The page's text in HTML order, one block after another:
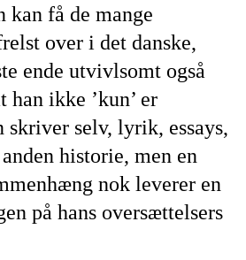
kan få de mange
over i det danske,
ende utvivlsomt også
han ikke ’kun’ er
skriver selv, lyrik, essays,
historie, men en
nok leverer en
på hans oversættelsers